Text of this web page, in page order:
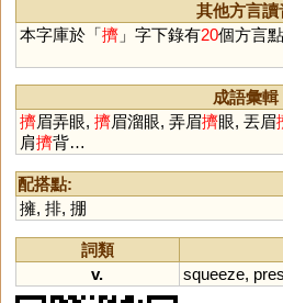
其他方言讀
本字庫於「擠」字下錄有20個方言
成語彙輯
擠眉弄眼, 擠眉溜眼, 弄眉擠眼, 丟眉
肩擠背…
配搭點:
擁, 排, 掤
詞類
v.
squeeze,